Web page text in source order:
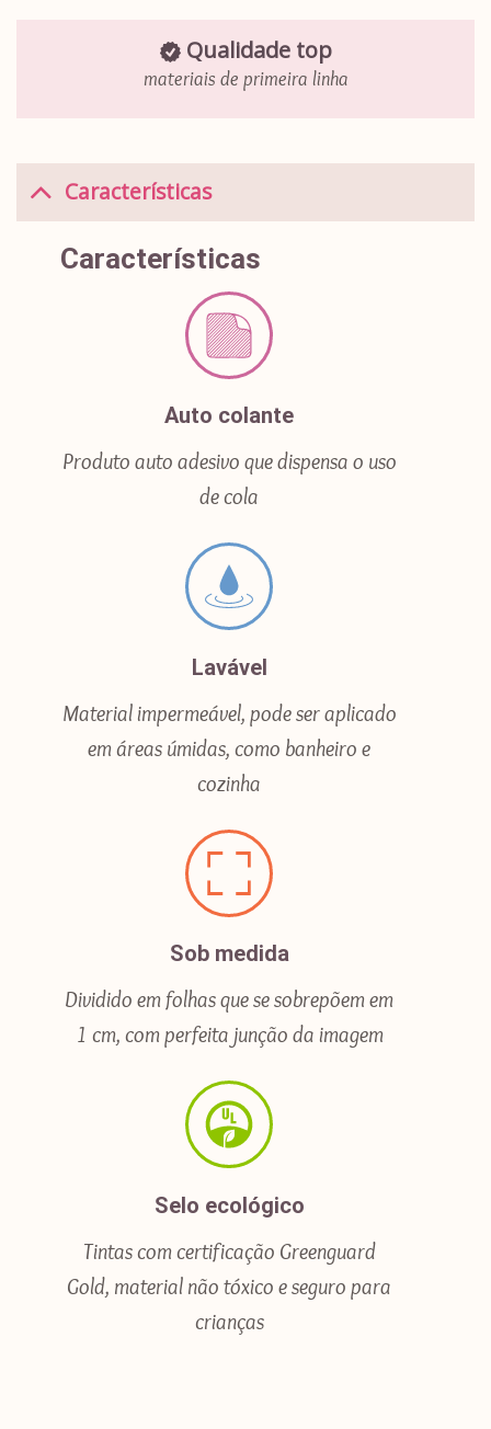
Qualidade top
materiais de primeira linha
Características
Características
Auto colante
Produto auto adesivo que dispensa o uso
de cola
Lavável
Material impermeável, pode ser aplicado
em áreas úmidas, como banheiro e
cozinha
Sob medida
Dividido em folhas que se sobrepõem em
1 cm, com perfeita junção da imagem
Selo ecológico
Tintas com certificação Greenguard
Gold, material não tóxico e seguro para
crianças